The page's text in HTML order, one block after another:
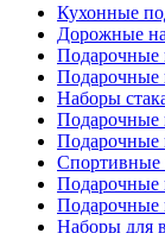
Кухонные
Дорожные
Подарочные
Подарочные
Наборы
Подарочные
Подарочные
Спортивные
Подарочные
Подарочные
Наборы для